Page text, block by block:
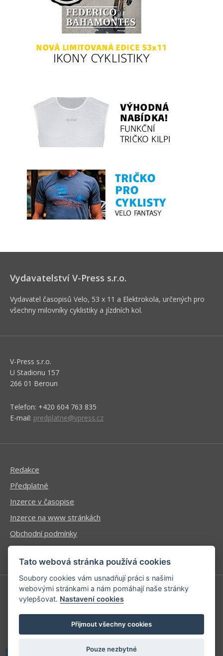
Vydavatelství V-Press s.r.o.
Vydavatel časopisů Velo, 53 x 11 a Elektrokola, určených pro
všechny milovníky cyklistiky a jízdních kol.
V-Press s.r.o.
U Stadionu 157
266 01 Beroun
Telefon: +420 604 763 835
E-mail: predplatne@vpress.cz
Redakce
Předplatné
Inzerce v časopise
Inzerce na www stránkách
Obchodní podmínky
Ochrana osobních údajů
Příhlášení | Registrace
Kontaktní informace
Mapa stránek
Tato webová stránka používá cookies
Soubory cookies vám usnadňují práci s našimi
webovými stránkami a nám pomáhají naše stránky
vylepšovat. Nastavení cookies
Přijmout všechny cookies
Pouze nezbytné